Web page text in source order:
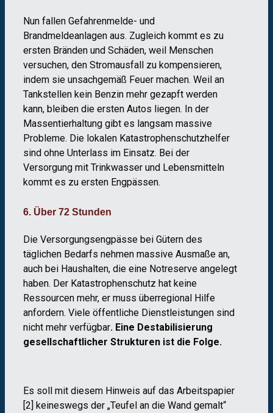
Nun fallen Gefahrenmelde- und
Brandmeldeanlagen aus. Zugleich kommt es zu
ersten Bränden und Schäden, weil Menschen
versuchen, den Stromausfall zu kompensieren,
indem sie unsachgemäß Feuer machen. Weil an
Tankstellen kein Benzin mehr gezapft werden
kann, bleiben die ersten Autos liegen. In der
Massentierhaltung gibt es langsam massive
Probleme. Die lokalen Katastrophenschutzhelfer
sind ohne Unterlass im Einsatz. Bei der
Versorgung mit Trinkwasser und Lebensmitteln
kommt es zu ersten Engpässen.
6. Über 72 Stunden
Die Versorgungsengpässe bei Gütern des
täglichen Bedarfs nehmen massive Ausmaße an,
auch bei Haushalten, die eine Notreserve angelegt
haben. Der Katastrophenschutz hat keine
Ressourcen mehr, er muss überregional Hilfe
anfordern. Viele öffentliche Dienstleistungen sind
nicht mehr verfügbar. Eine Destabilisierung
gesellschaftlicher Strukturen ist die Folge.
Es soll mit diesem Hinweis auf das Arbeitspapier
[2] keineswegs der „Teufel an die Wand gemalt“